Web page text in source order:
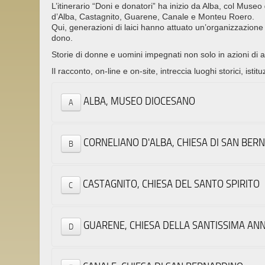
L’itinerario “Doni e donatori” ha inizio da Alba, col
d’Alba, Castagnito, Guarene, Canale e Monteu Roero.
Qui, generazioni di laici hanno attuato
dono.
Storie di donne e uomini impegnati non solo in azioni di
Il racconto, on-line e on-site, intreccia luoghi storici,
A ALBA, MUSEO DIOCESANO
B CORNELIANO D'ALBA, CHIESA DI SAN
nella
C CASTAGNITO, CHIESA DEL SANTO SPIRITO
D GUARENE, CHIESA DELLA SANTISSIMA